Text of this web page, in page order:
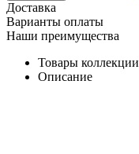
Доставка
Варианты оплаты
Наши преимущества
Товары коллекции
Описание